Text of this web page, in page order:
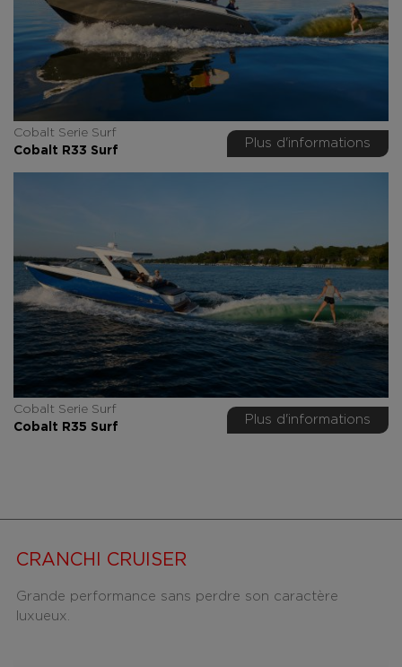
Cobalt Serie Surf
Cobalt R33 Surf
Plus d'informations
Cobalt Serie Surf
Cobalt R35 Surf
Plus d'informations
CRANCHI CRUISER
Grande performance sans perdre son caractère
luxueux.